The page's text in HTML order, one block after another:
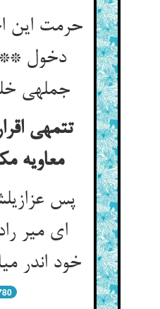
حرمت این
دخول **
جمله‏ی
تتمه‏ی
معاویه
پس
ای میر
خود اندر